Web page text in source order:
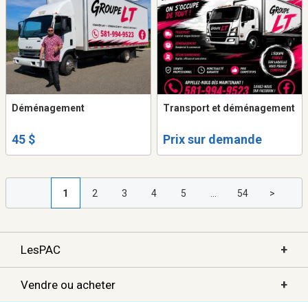
Déménagement
45 $
Transport et déménagement
Prix sur demande
1 2 3 4 5 54 >
LesPAC +
Vendre ou acheter +